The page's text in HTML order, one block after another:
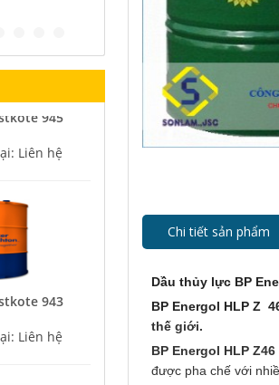
Chi tiết sản phẩm
Dầu thủy lực BP
BP Energol HLP Z
thế giới.
BP Energol HLP Z46
được pha chế với
945
943